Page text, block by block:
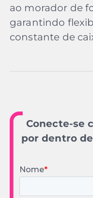
ao morador de
garantindo
constante de
Conecte-se
por dentro